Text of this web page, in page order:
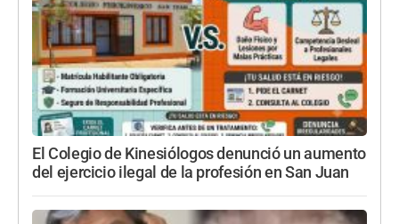
El Colegio de Kinesiólogos denunció un aumento
del ejercicio ilegal de la profesión en San Juan